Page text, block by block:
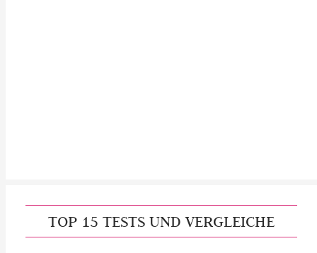
TOP 15 TESTS UND VERGLEICHE